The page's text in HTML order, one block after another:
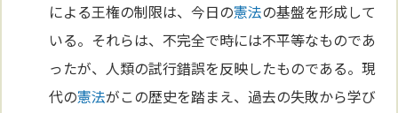
による王権の制限は、今日の憲法の基盤を形成して
いる。それらは、不完全で時には不平等なものであ
ったが、人類の試行錯誤を反映したものである。現
代の憲法がこの歴史を踏まえ、過去の失敗から学び